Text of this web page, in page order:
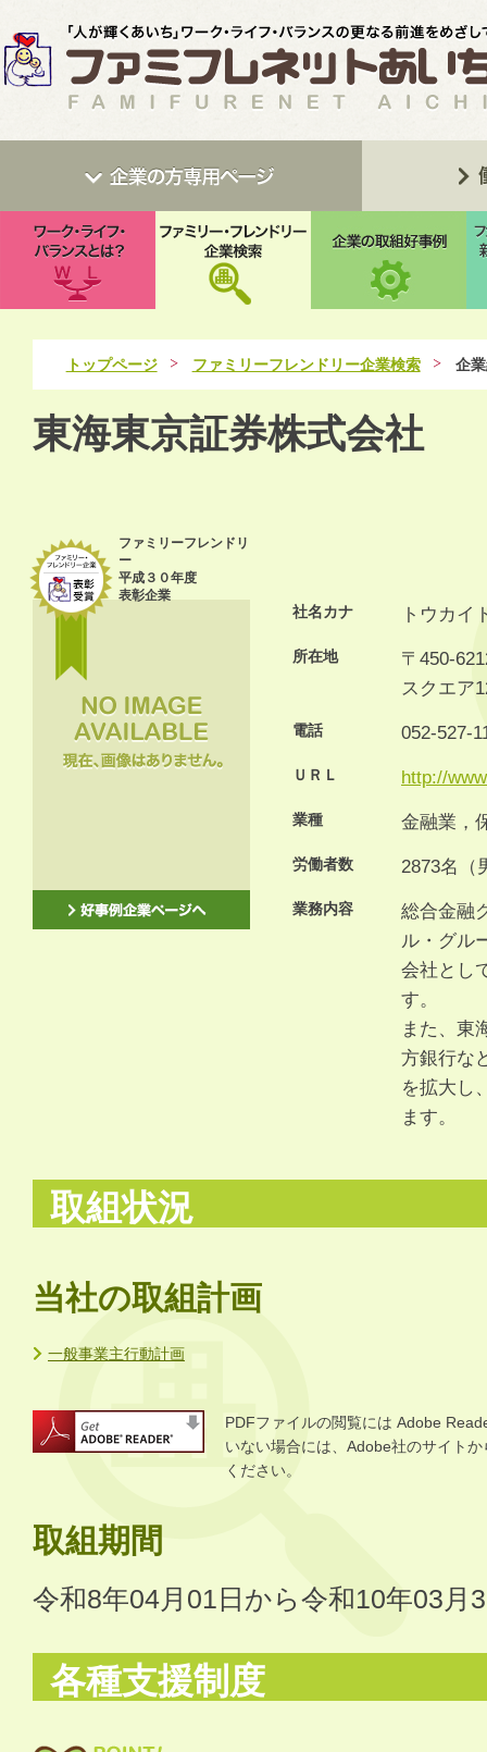
トップページ ファミリーフレンドリー企業検索 企
東海東京証券株式会社
ファミリーフレンドリ
ー
平成３０年度
表彰企業
社名カナ トウカイ
所在地
〒450-
スクエア
電話 052-527-
ＵＲＬ http://
業種 金融業，
労働者数 2873名（
業務内容
総合金融
ル・グル
会社とし
す。
また、東
方銀行な
を拡大し
ます。
取組状況
当社の取組計画
一般事業主行動計画
PDFファイルの閲覧には Adobe
いない場合には、Adobe社のサイト
ください。
取組期間
令和8年04月01日から令和10年03月
各種支援制度